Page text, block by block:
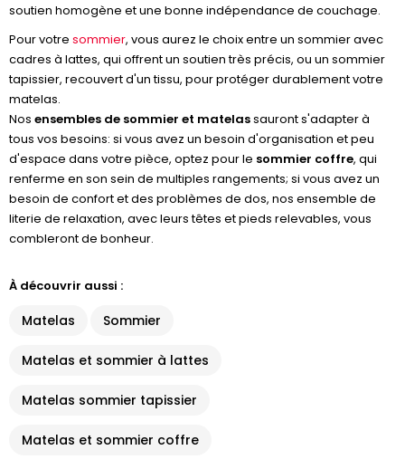
soutien homogène et une bonne indépendance de couchage.
Pour votre sommier, vous aurez le choix entre un sommier avec
cadres à lattes, qui offrent un soutien très précis, ou un sommier
tapissier, recouvert d'un tissu, pour protéger durablement votre
matelas.
Nos ensembles de sommier et matelassauront s'adapter à
tous vos besoins: si vous avez un besoin d'organisation et peu
d'espace dans votre pièce, optez pour le sommier coffre, qui
renferme en son sein de multiples rangements; si vous avez un
besoin de confort et des problèmes de dos, nos ensemble de
literie de relaxation, avec leurs têtes et pieds relevables, vous
combleront de bonheur.
À découvrir aussi :
Matelas Sommier
Matelas et sommier à lattes
Matelas sommier tapissier
Matelas et sommier coffre